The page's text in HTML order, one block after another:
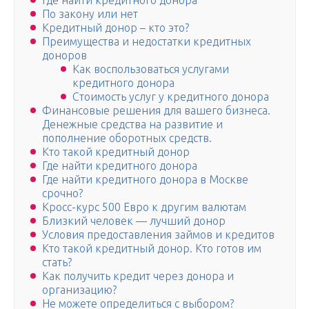
По закону или нет
Кредитный донор – кто это?
Преимущества и недостатки кредитных
доноров
Как воспользоваться услугами
кредитного донора
Стоимость услуг у кредитного донора
Финансовые решения для вашего бизнеса.
Денежные средства на развитие и
пополнение оборотных средств.
Кто такой кредитный донор
Где найти кредитного донора
Где найти кредитного донора в Москве
срочно?
Кросс-курс 500 Евро к другим валютам
Близкий человек — лучший донор
Условия предоставления займов и кредитов
Кто такой кредитный донор. Кто готов им
стать?
Как получить кредит через донора и
организацию?
Не можете определиться с выбором?